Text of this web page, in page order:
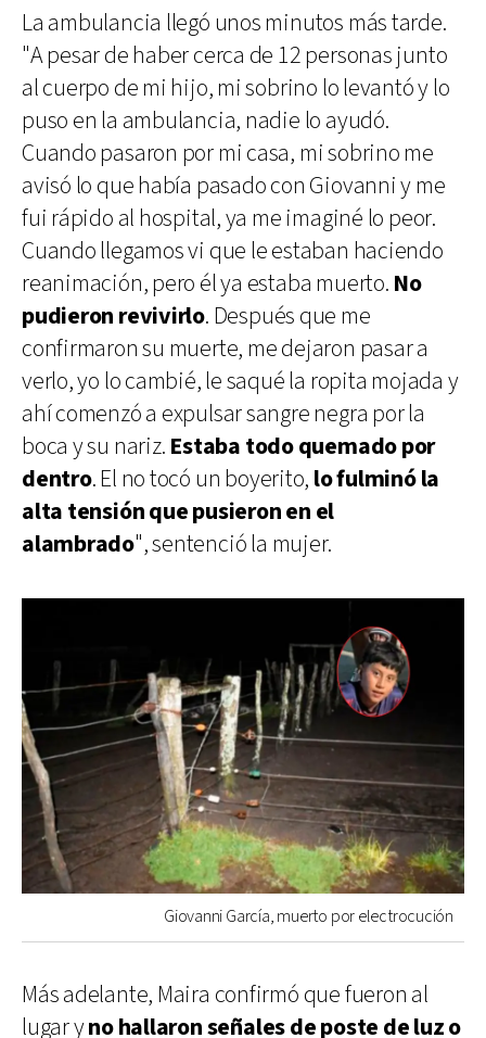
La ambulancia llegó unos minutos más tarde.
"A pesar de haber cerca de 12 personas junto
al cuerpo de mi hijo, mi sobrino lo levantó y lo
puso en la ambulancia, nadie lo ayudó.
Cuando pasaron por mi casa, mi sobrino me
avisó lo que había pasado con Giovanni y me
fui rápido al hospital, ya me imaginé lo peor.
Cuando llegamos vi que le estaban haciendo
reanimación, pero él ya estaba muerto. No
pudieron revivirlo. Después que me
confirmaron su muerte, me dejaron pasar a
verlo, yo lo cambié, le saqué la ropita mojada y
ahí comenzó a expulsar sangre negra por la
boca y su nariz. Estaba todo quemado por
dentro. El no tocó un boyerito, lo fulminó la
alta tensión que pusieron en el
alambrado", sentenció la mujer.
Giovanni García, muerto por electrocución
Más adelante, Maira confirmó que fueron al
lugar yno hallaron señales de poste de luz o